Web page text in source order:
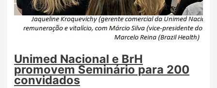
Unimed Nacional e BrH
promovem Seminário para 200
convidados